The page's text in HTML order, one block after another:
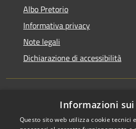
Albo Pretorio
Informativa privacy
Note legali
Dichiarazione di accessibilità
Accessibilità
Informazioni
Questo sito web utilizza cookie tecnici